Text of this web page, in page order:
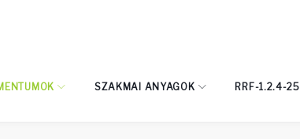
SZAKMAI ANYAGOK RRF-1.2.4-25